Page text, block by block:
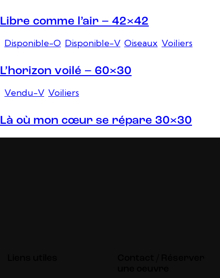
Libre comme l’air – 42×42
Disponible-O Disponible-V Oiseaux Voiliers
L’horizon voilé – 60×30
Vendu-V Voiliers
Là où mon cœur se répare 30×30